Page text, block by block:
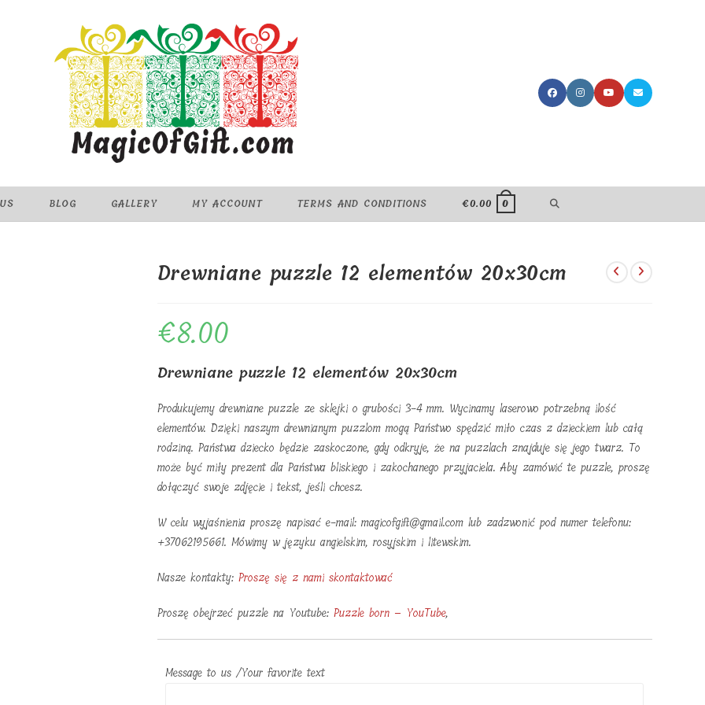
BLOG GALLERY MY ACCOUNT TERMS AND CONDITIONS €0.00 0
TOGGLE
SEARCH
Drewniane puzzle 12 elementów 20x30cm
€8.00
Drewniane puzzle 12 elementów 20x30cm
Produkujemy drewniane puzzle ze sklejki o grubości 3-4 mm. Wycinamy laserowo potrzebną ilość
elementów. Dzięki naszym drewnianym puzzlom mogą Państwo spędzić miło czas z dzieckiem lub całą
rodziną. Państwa dziecko będzie zaskoczone, gdy odkryje, że na puzzlach znajduje się jego twarz. To
może być miły prezent dla Państwa bliskiego i zakochanego przyjaciela. Aby zamówić te puzzle, proszę
dołączyć swoje zdjęcie i tekst, jeśli chcesz.
W celu wyjaśnienia proszę napisać e-mail: magicofgift@gmail.com lub zadzwonić pod numer telefonu:
+37062195661. Mówimy w języku angielskim, rosyjskim i litewskim.
Nasze kontakty: Proszę się z nami skontaktować
Proszę obejrzeć puzzle na Youtube: Puzzle born – YouTube,
Message to us /Your favorite text